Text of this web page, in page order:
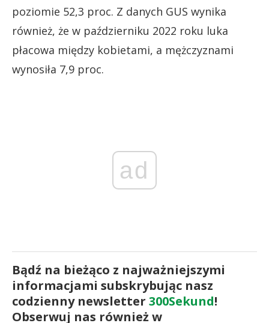
poziomie 52,3 proc. Z danych GUS wynika
również, że w październiku 2022 roku luka
płacowa między kobietami, a mężczyznami
wynosiła 7,9 proc.
ad
Bądź na bieżąco z najważniejszymi
informacjami subskrybując nasz
codzienny newsletter 300Sekund!
Obserwuj nas również w